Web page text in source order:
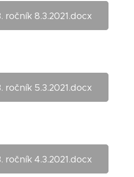
ročník 8.3.2021.docx
ročník 5.3.2021.docx
ročník 4.3.2021.docx